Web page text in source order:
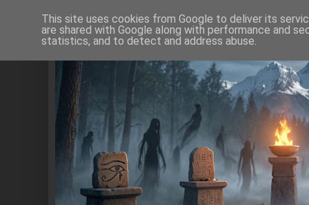
This site uses cookies from Google to deliver its
are shared with Google along with performance and
statistics, and to detect and address abuse.